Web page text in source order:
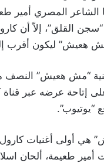
الشاعر المصري أمير
القلق”، إلاّ أن
هعيش” ليكون أقرب
“مش هعيش” النصف
إتاحة عرضه عبر
“يوتيوب”.
هي أولى أغنيات
أمير طعيمة، ألحان